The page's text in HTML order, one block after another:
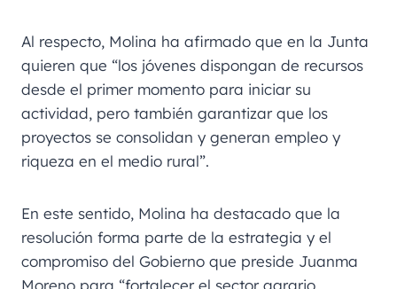
Al respecto, Molina ha afirmado que en la Junta
quieren que “los jóvenes dispongan de recursos
desde el primer momento para iniciar su
actividad, pero también garantizar que los
proyectos se consolidan y generan empleo y
riqueza en el medio rural”.
En este sentido, Molina ha destacado que la
resolución forma parte de la estrategia y el
compromiso del Gobierno que preside Juanma